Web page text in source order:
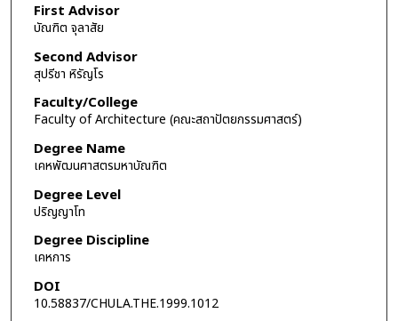
First Advisor
บัณฑิต จุลาสัย
Second Advisor
สุปรีชา หิรัญโร
Faculty/College
Faculty of Architecture (คณะสถาปัตยกรรมศาสตร์)
Degree Name
เคหพัฒนศาสตรมหาบัณฑิต
Degree Level
ปริญญาโท
Degree Discipline
เคหการ
DOI
10.58837/CHULA.THE.1999.1012